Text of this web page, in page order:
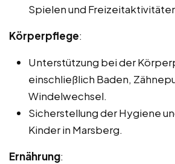
Spielen und
Körperpflege:
Unterstützung bei der
einschließlich Baden,
Windelwechsel.
Sicherstellung der Hygiene
Kinder in Marsberg.
Ernährung: